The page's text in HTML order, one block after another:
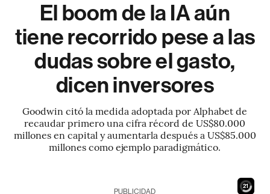
El boom de la IA aún
tiene recorrido pese a las
dudas sobre el gasto,
dicen inversores
Goodwin citó la medida adoptada por Alphabet de
recaudar primero una cifra récord de US$80.000
millones en capital y aumentarla después a US$85.000
millones como ejemplo paradigmático.
20
PUBLICIDAD